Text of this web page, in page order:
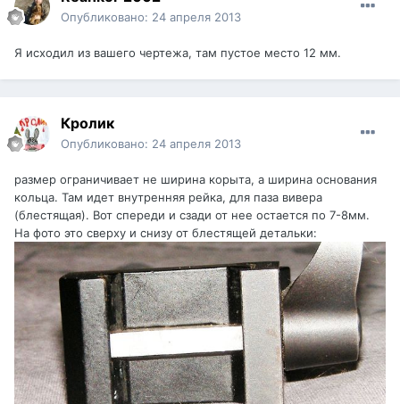
Опубликовано: 24 апреля 2013
Я исходил из вашего чертежа, там пустое место 12 мм.
Кролик
Опубликовано: 24 апреля 2013
размер ограничивает не ширина корыта, а ширина основания
кольца. Там идет внутренняя рейка, для паза вивера
(блестящая). Вот спереди и сзади от нее остается по 7-8мм.
На фото это сверху и снизу от блестящей детальки: